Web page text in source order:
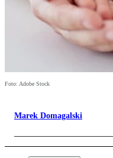
Foto: Adobe Stock
Marek Domagalski